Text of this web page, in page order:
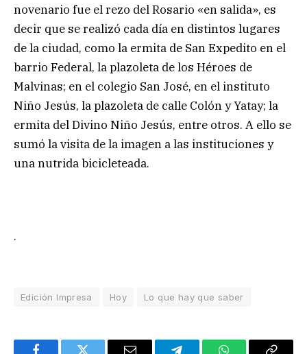
novenario fue el rezo del Rosario «en salida», es
decir que se realizó cada día en distintos lugares
de la ciudad, como la ermita de San Expedito en el
barrio Federal, la plazoleta de los Héroes de
Malvinas; en el colegio San José, en el instituto
Niño Jesús, la plazoleta de calle Colón y Yatay; la
ermita del Divino Niño Jesús, entre otros. A ello se
sumó la visita de la imagen a las instituciones y
una nutrida bicicleteada.
.
Edición Impresa Hoy Lo que hay que saber